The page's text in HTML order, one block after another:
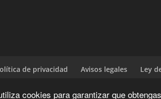
cookies para garantizar que
de privacidad Avisos legales Ley
y desarrrollado por | CIENWEBS.ORG